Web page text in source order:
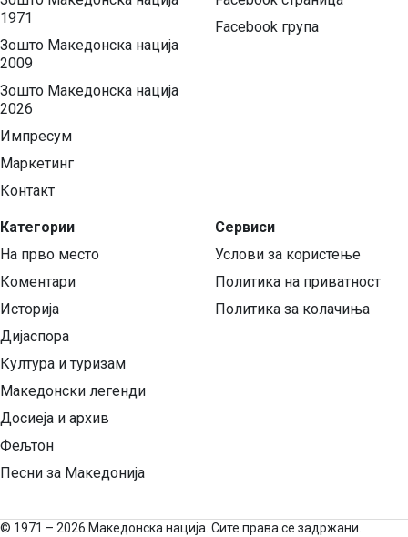
1971
Зошто Македонска нација
2009
Зошто Македонска нација
2026
Импресум
Маркетинг
Контакт
Категории
На прво место
Коментари
Историја
Дијаспора
Култура и туризам
Македонски легенди
Досиеја и архив
Фељтон
Песни за Македонија
Facebook група
Сервиси
Услови за користење
Политика на приватност
Политика за колачиња
© 1971 – 2026 Македонска нација. Сите права се задржани.